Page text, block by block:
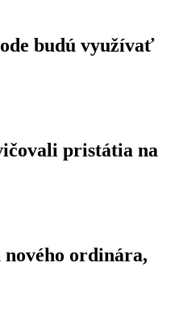
budú využívať
pristátia na
ordinára,